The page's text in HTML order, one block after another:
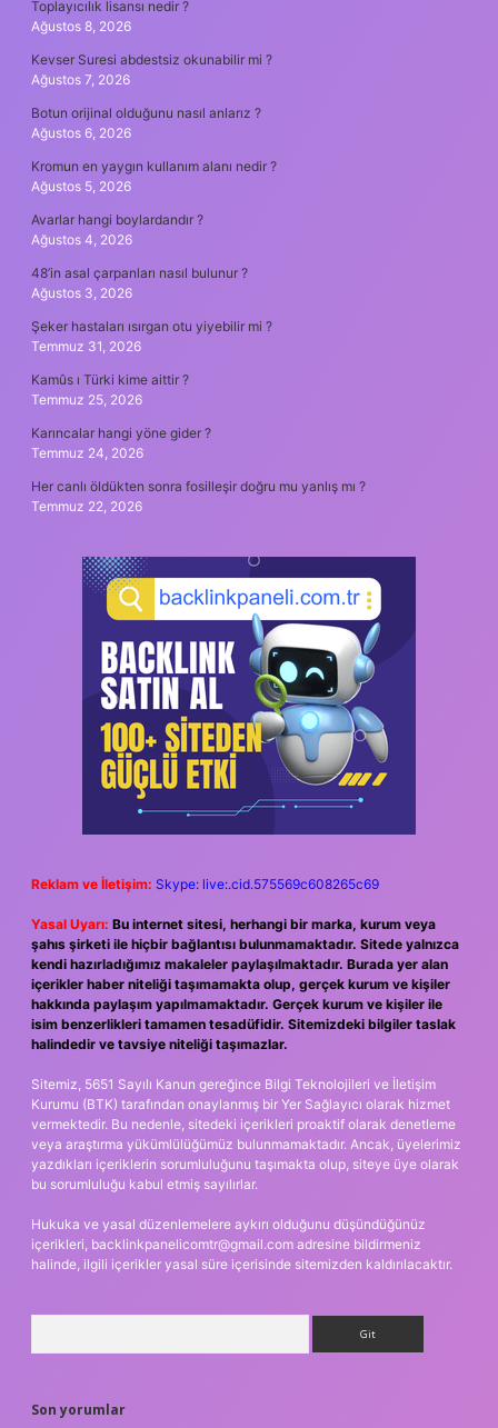
Toplayıcılık lisansı nedir ?
Ağustos 8, 2026
Kevser Suresi abdestsiz okunabilir mi ?
Ağustos 7, 2026
Botun orijinal olduğunu nasıl anlarız ?
Ağustos 6, 2026
Kromun en yaygın kullanım alanı nedir ?
Ağustos 5, 2026
Avarlar hangi boylardandır ?
Ağustos 4, 2026
48’in asal çarpanları nasıl bulunur ?
Ağustos 3, 2026
Şeker hastaları ısırgan otu yiyebilir mi ?
Temmuz 31, 2026
Kamûs ı Türki kime aittir ?
Temmuz 25, 2026
Karıncalar hangi yöne gider ?
Temmuz 24, 2026
Her canlı öldükten sonra fosilleşir doğru mu yanlış mı ?
Temmuz 22, 2026
Reklam ve İletişim: Skype: live:.cid.575569c608265c69
Yasal Uyarı: Bu internet sitesi, herhangi bir marka, kurum veya
şahıs şirketi ile hiçbir bağlantısı bulunmamaktadır. Sitede yalnızca
kendi hazırladığımız makaleler paylaşılmaktadır. Burada yer alan
içerikler haber niteliği taşımamakta olup, gerçek kurum ve kişiler
hakkında paylaşım yapılmamaktadır. Gerçek kurum ve kişiler ile
isim benzerlikleri tamamen tesadüfidir. Sitemizdeki bilgiler taslak
halindedir ve tavsiye niteliği taşımazlar.
Sitemiz, 5651 Sayılı Kanun gereğince Bilgi Teknolojileri ve İletişim
Kurumu (BTK) tarafından onaylanmış bir Yer Sağlayıcı olarak hizmet
vermektedir. Bu nedenle, sitedeki içerikleri proaktif olarak denetleme
veya araştırma yükümlülüğümüz bulunmamaktadır. Ancak, üyelerimiz
yazdıkları içeriklerin sorumluluğunu taşımakta olup, siteye üye olarak
bu sorumluluğu kabul etmiş sayılırlar.
Hukuka ve yasal düzenlemelere aykırı olduğunu düşündüğünüz
içerikleri, backlinkpanelicomtr@gmail.com adresine bildirmeniz
halinde, ilgili içerikler yasal süre içerisinde sitemizden kaldırılacaktır.
Son yorumlar